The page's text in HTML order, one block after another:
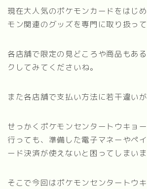
現在大人気のポケモンカードをはじ
モン関連のグッズを専門に取り扱っ
各店舗で限定の見どころや商品もあ
クしてみてくださいね。
また各店舗で支払い方法に若干違い
せっかくポケモンセンタートウキョ
行っても、準備した電子マネーやペ
ード決済が使えないと困ってしまいま
そこで今回はポケモンセンタートウ